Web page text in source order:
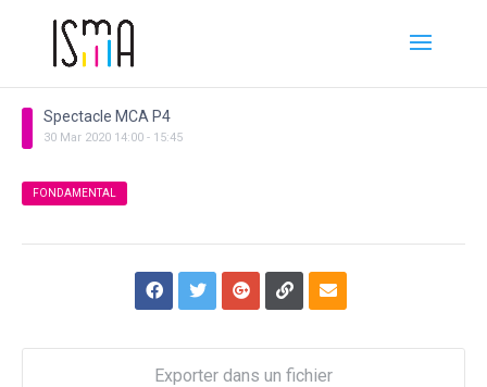
Spectacle MCA P4
30 Mar 2020 14:00 - 15:45
FONDAMENTAL
Exporter dans un fichier